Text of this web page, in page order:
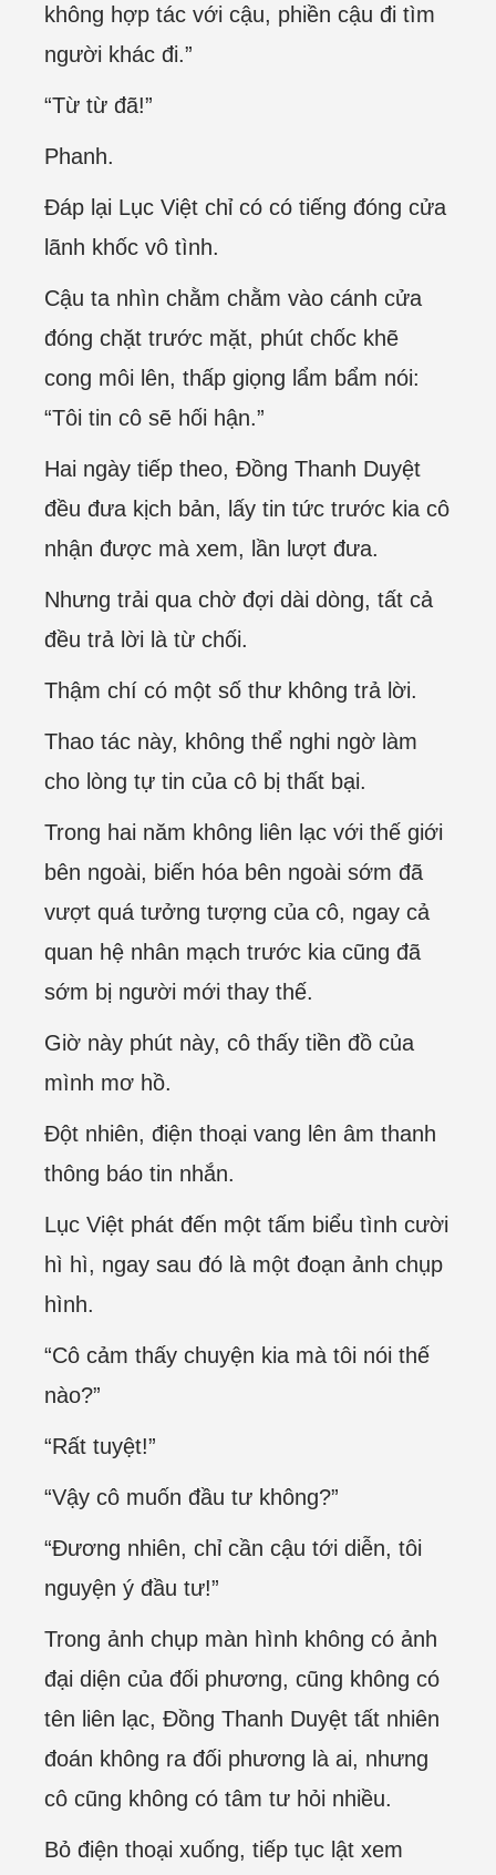
không hợp tác với cậu, phiền cậu đi tìm
người khác đi.”
“Từ từ đã!”
Phanh.
Đáp lại Lục Việt chỉ có có tiếng đóng cửa
lãnh khốc vô tình.
Cậu ta nhìn chằm chằm vào cánh cửa
đóng chặt trước mặt, phút chốc khẽ
cong môi lên, thấp giọng lẩm bẩm nói:
“Tôi tin cô sẽ hối hận.”
Hai ngày tiếp theo, Đồng Thanh Duyệt
đều đưa kịch bản, lấy tin tức trước kia cô
nhận được mà xem, lần lượt đưa.
Nhưng trải qua chờ đợi dài dòng, tất cả
đều trả lời là từ chối.
Thậm chí có một số thư không trả lời.
Thao tác này, không thể nghi ngờ làm
cho lòng tự tin của cô bị thất bại.
Trong hai năm không liên lạc với thế giới
bên ngoài, biến hóa bên ngoài sớm đã
vượt quá tưởng tượng của cô, ngay cả
quan hệ nhân mạch trước kia cũng đã
sớm bị người mới thay thế.
Giờ này phút này, cô thấy tiền đồ của
mình mơ hồ.
Đột nhiên, điện thoại vang lên âm thanh
thông báo tin nhắn.
Lục Việt phát đến một tấm biểu tình cười
hì hì, ngay sau đó là một đoạn ảnh chụp
hình.
“Cô cảm thấy chuyện kia mà tôi nói thế
nào?”
“Rất tuyệt!”
“Vậy cô muốn đầu tư không?”
“Đương nhiên, chỉ cần cậu tới diễn, tôi
nguyện ý đầu tư!”
Trong ảnh chụp màn hình không có ảnh
đại diện của đối phương, cũng không có
tên liên lạc, Đồng Thanh Duyệt tất nhiên
đoán không ra đối phương là ai, nhưng
cô cũng không có tâm tư hỏi nhiều.
Bỏ điện thoại xuống, tiếp tục lật xem